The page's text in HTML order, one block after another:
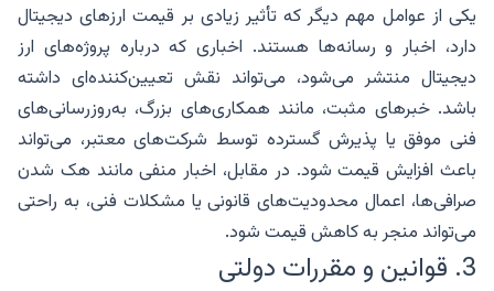
یکی از عوامل مهم دیگر که تأثیر زیادی بر قیمت ارزهای دیجیتال
دارد، اخبار و رسانه‌ها هستند. اخباری که درباره پروژه‌های ارز
دیجیتال منتشر می‌شود، می‌تواند نقش تعیین‌کننده‌ای داشته
باشد. خبرهای مثبت، مانند همکاری‌های بزرگ، به‌روزرسانی‌های
فنی موفق یا پذیرش گسترده توسط شرکت‌های معتبر، می‌تواند
باعث افزایش قیمت شود. در مقابل، اخبار منفی مانند هک شدن
صرافی‌ها، اعمال محدودیت‌های قانونی یا مشکلات فنی، به راحتی
می‌تواند منجر به کاهش قیمت شود.
3. قوانین و مقررات دولتی